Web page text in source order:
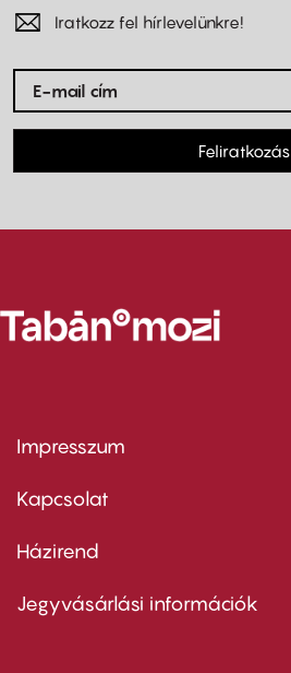
Iratkozz fel hírlevelünkre!
Feliratkozás
Footer
first
Impresszum
Kapcsolat
Footer
second
Házirend
Jegyvásárlási információk